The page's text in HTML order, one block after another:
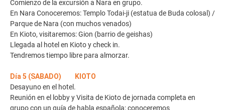
Comienzo de la excursión a Nara en grupo.
En Nara Conoceremos: Templo Todai-ji (estatua de Buda colosal) /
Parque de Nara (con muchos venados)
En Kioto, visitaremos: Gion (barrio de geishas)
Llegada al hotel en Kioto y check in.
Tendremos tiempo libre para almorzar.
Día 5 (SABADO) KIOTO
Desayuno en el hotel.
Reunión en el lobby y Visita de Kioto de jornada completa en
grupo con un guía de habla española; conoceremos